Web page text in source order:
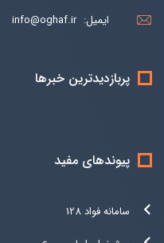
ایمیل: info@oghaf.ir
پربازدیدترین خبرها
پیوندهای مفید
سامانه فواد 128